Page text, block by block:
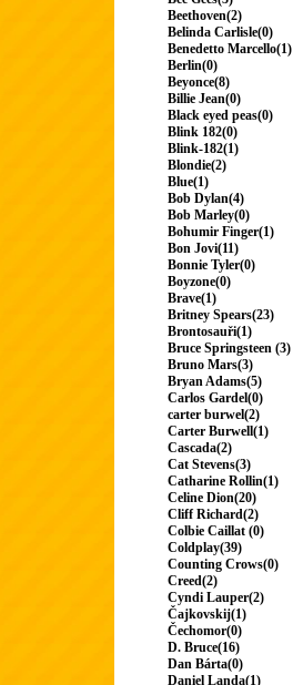
Beethoven(2)
Belinda Carlisle(0)
Benedetto Marcello(1)
Berlin(0)
Beyonce(8)
Billie Jean(0)
Black eyed peas(0)
Blink 182(0)
Blink-182(1)
Blondie(2)
Blue(1)
Bob Dylan(4)
Bob Marley(0)
Bohumir Finger(1)
Bon Jovi(11)
Bonnie Tyler(0)
Boyzone(0)
Brave(1)
Britney Spears(23)
Brontosauři(1)
Bruce Springsteen (3)
Bruno Mars(3)
Bryan Adams(5)
Carlos Gardel(0)
carter burwel(2)
Carter Burwell(1)
Cascada(2)
Cat Stevens(3)
Catharine Rollin(1)
Celine Dion(20)
Cliff Richard(2)
Colbie Caillat (0)
Coldplay(39)
Counting Crows(0)
Creed(2)
Cyndi Lauper(2)
Čajkovskij(1)
Čechomor(0)
D. Bruce(16)
Dan Bárta(0)
Daniel Landa(1)